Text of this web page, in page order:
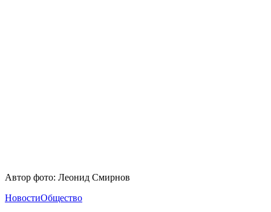
Автор фото: Леонид Смирнов
НовостиОбщество